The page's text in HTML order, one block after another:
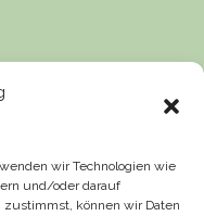
wir Technologien wie
und/oder darauf
können wir Daten